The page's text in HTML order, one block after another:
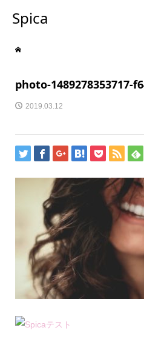
Spica
photo-1489278353717-
2019.03.12